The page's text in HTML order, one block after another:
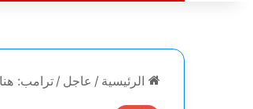
الرئيسية / عاجل / ترامب: